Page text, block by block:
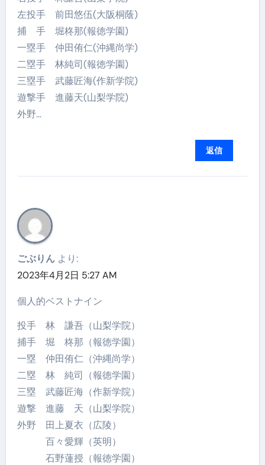
左投手 前田悠伍(大阪桐蔭)
捕 手 堀柊那(報徳学園)
一塁手 仲田侑仁(沖縄尚学)
二塁手 林純司(報徳学園)
三塁手 武藤匠海(作新学院)
遊撃手 進藤天(山梨学院)
外野…
返信
ごぶりん より:
2023年4月2日 5:27 AM
個人的ベストナイン
投手 林 謙吾（山梨学院）
捕手 堀 柊那（報徳学園）
一塁 仲田侑仁（沖縄尚学）
二塁 林 純司（報徳学園）
三塁 武藤匠海（作新学院）
遊撃 進藤 天（山梨学院）
外野 田上夏衣（広陵）
百々愛輝（英明）
石野蓮授（報徳学園）